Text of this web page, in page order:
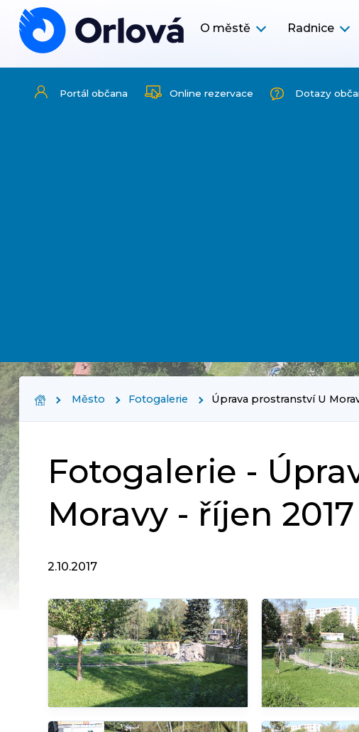
O městě Radnice
Portál občana Online rezervace Dotazy
Město Fotogalerie Úprava prostranství U
Fotogalerie -
Moravy - říjen 2017
2.10.2017